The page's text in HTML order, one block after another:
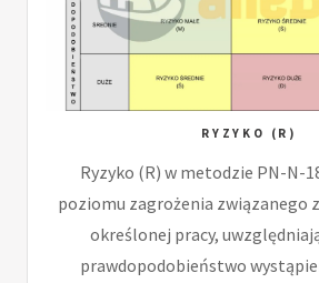
RYZYKO (R)
Ryzyko (R) w metodzie PN-N-
poziomu zagrożenia związanego
określonej pracy,
prawdopodobieństwo